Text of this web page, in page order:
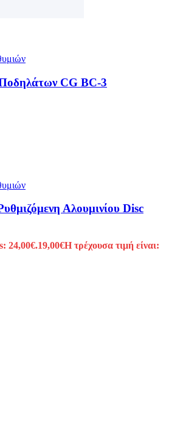
CG BC-3
Αλουμινίου Disc
24,00€.19,00€Η τρέχουσα τιμή είναι: